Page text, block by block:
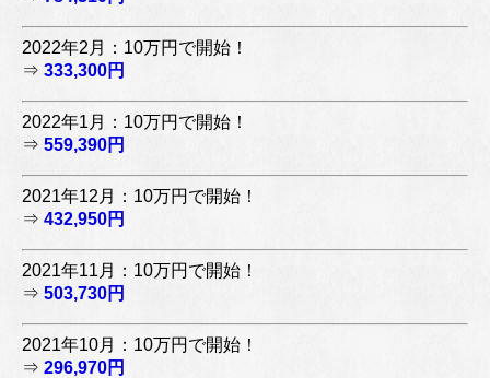
2022年2月：10万円で開始！
⇒ 333,300円
2022年1月：10万円で開始！
⇒ 559,390円
2021年12月：10万円で開始！
⇒ 432,950円
2021年11月：10万円で開始！
⇒ 503,730円
2021年10月：10万円で開始！
⇒ 296,970円